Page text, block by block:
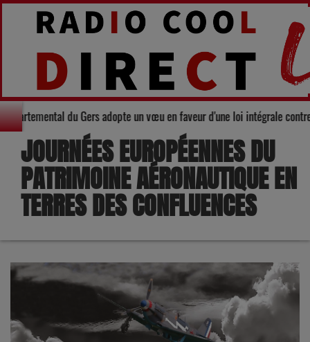
Conseil départemental du Gers adopte un vœu en faveur d'une loi
JOURNÉES EUROPÉENNES DU
PATRIMOINE AÉRONAUTIQUE EN
TERRES DES CONFLUENCES